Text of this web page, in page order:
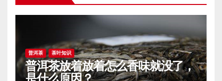
普洱茶 茶叶知识
普洱茶放着放着怎么香味就没了，